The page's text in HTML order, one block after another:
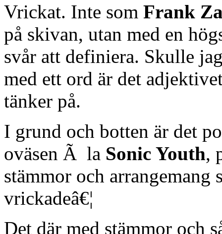
Vrickat. Inte som Frank
på skivan, utan med en
svår att definiera. Skulle
med ett ord är det
tänker på.
I grund och botten är det
oväsen Ã la Sonic Youth,
stämmor och
vrickadeâ€¦
Det där med stämmor och